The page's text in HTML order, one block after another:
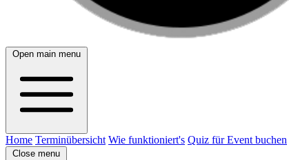
Open main menu
Home Terminübersicht Wie funktioniert's Quiz für Event buchen
Close menu